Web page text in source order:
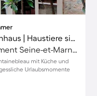
Familienfreundliches Ferienhaus | Haustiere sind willkommen
Fontainebleau, Département Seine-et-Marne, Frankreich
mit Küche und
Urlaubsmomente